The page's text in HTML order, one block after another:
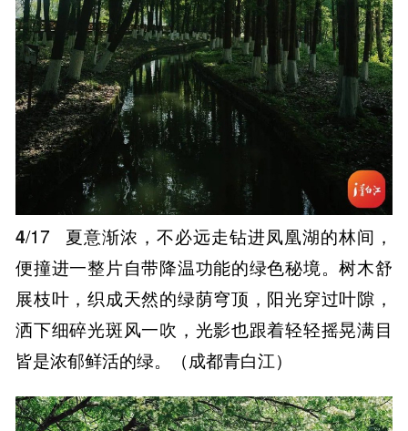
4/17
夏意渐浓，不必远走钻进凤凰湖的林间，
便撞进一整片自带降温功能的绿色秘境。树木舒
展枝叶，织成天然的绿荫穹顶，阳光穿过叶隙，
洒下细碎光斑风一吹，光影也跟着轻轻摇晃满目
皆是浓郁鲜活的绿。（成都青白江）